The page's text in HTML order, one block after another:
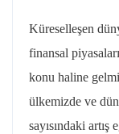
Küreselleşen
finansal
konu haline
ülkemizde ve
sayısındaki artış